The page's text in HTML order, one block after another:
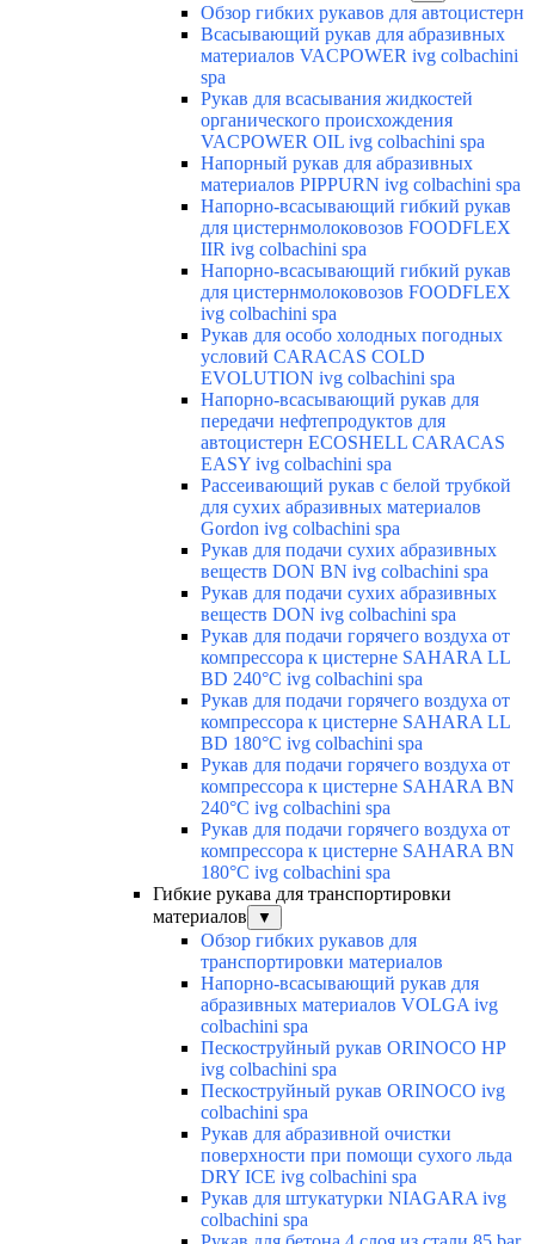
Обзор гибких рукавов для автоцистерн
Всасывающий рукав для абразивных
материалов VACPOWER ivg colbachini
spa
Рукав для всасывания жидкостей
органического происхождения
VACPOWER OIL ivg colbachini spa
Напорный рукав для абразивных
материалов PIPPURN ivg colbachini spa
Напорно-всасывающий гибкий рукав
для цистернмолоковозов FOODFLEX
IIR ivg colbachini spa
Напорно-всасывающий гибкий рукав
для цистернмолоковозов FOODFLEX
ivg colbachini spa
Рукав для особо холодных погодных
условий CARACAS COLD
EVOLUTION ivg colbachini spa
Напорно-всасывающий рукав для
передачи нефтепродуктов для
автоцистерн ECOSHELL CARACAS
EASY ivg colbachini spa
Рассеивающий рукав с белой трубкой
для сухих абразивных материалов
Gordon ivg colbachini spa
Рукав для подачи сухих абразивных
веществ DON BN ivg colbachini spa
Рукав для подачи сухих абразивных
веществ DON ivg colbachini spa
Рукав для подачи горячего воздуха от
компрессора к цистерне SAHARA LL
BD 240°C ivg colbachini spa
Рукав для подачи горячего воздуха от
компрессора к цистерне SAHARA LL
BD 180°C ivg colbachini spa
Рукав для подачи горячего воздуха от
компрессора к цистерне SAHARA BN
240°C ivg colbachini spa
Рукав для подачи горячего воздуха от
компрессора к цистерне SAHARA BN
180°C ivg colbachini spa
Гибкие рукава для транспортировки
материалов
▼
Обзор гибких рукавов для
транспортировки материалов
Напорно-всасывающий рукав для
абразивных материалов VOLGA ivg
colbachini spa
Пескоструйный рукав ORINOCO HP
ivg colbachini spa
Пескоструйный рукав ORINOCO ivg
colbachini spa
Рукав для абразивной очистки
поверхности при помощи сухого льда
DRY ICE ivg colbachini spa
Рукав для штукатурки NIAGARA ivg
colbachini spa